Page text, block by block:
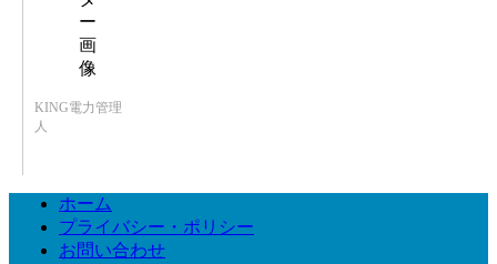
KING電力管理
人
ホーム
プライバシー・ポリシー
お問い合わせ